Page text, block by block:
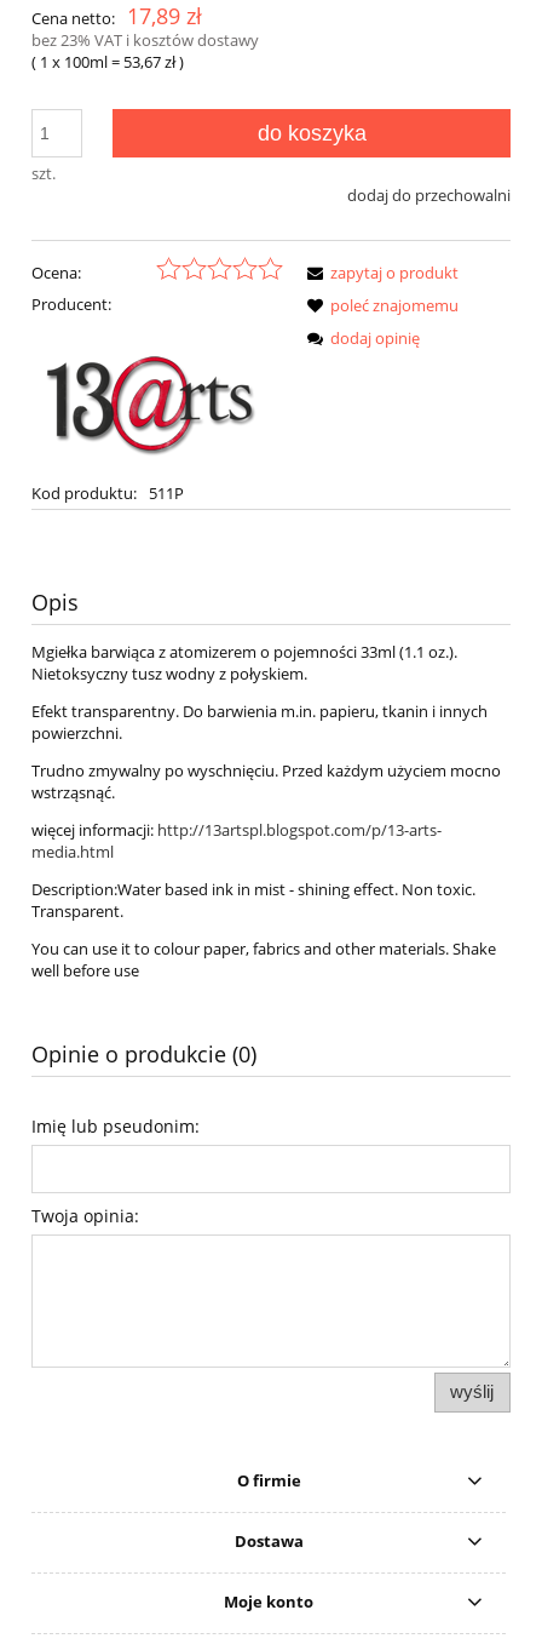
Cena netto:
17,89 zł
bez 23% VAT i kosztów dostawy
( 1 x 100ml= 53,67 zł)
szt.
do koszyka
dodaj do przechowalni
Ocena:
Producent:
Kod produktu: 511P
zapytaj o produkt
poleć znajomemu
dodaj opinię
Opis
Mgiełka barwiąca z atomizerem o pojemności 33ml (1.1 oz.).
Nietoksyczny tusz wodny z połyskiem.
Efekt transparentny. Do barwienia m.in. papieru, tkanin i innych
powierzchni.
Trudno zmywalny po wyschnięciu. Przed każdym użyciem mocno
wstrząsnąć.
więcej informacji: http://13artspl.blogspot.com/p/13-arts-
media.html
Description:Water based ink in mist - shining effect. Non toxic.
Transparent.
You can use it to colour paper, fabrics and other materials. Shake
well before use
Opinie o produkcie (0)
Imię lub pseudonim:
Twoja opinia:
wyślij
O firmie
Dostawa
Moje konto